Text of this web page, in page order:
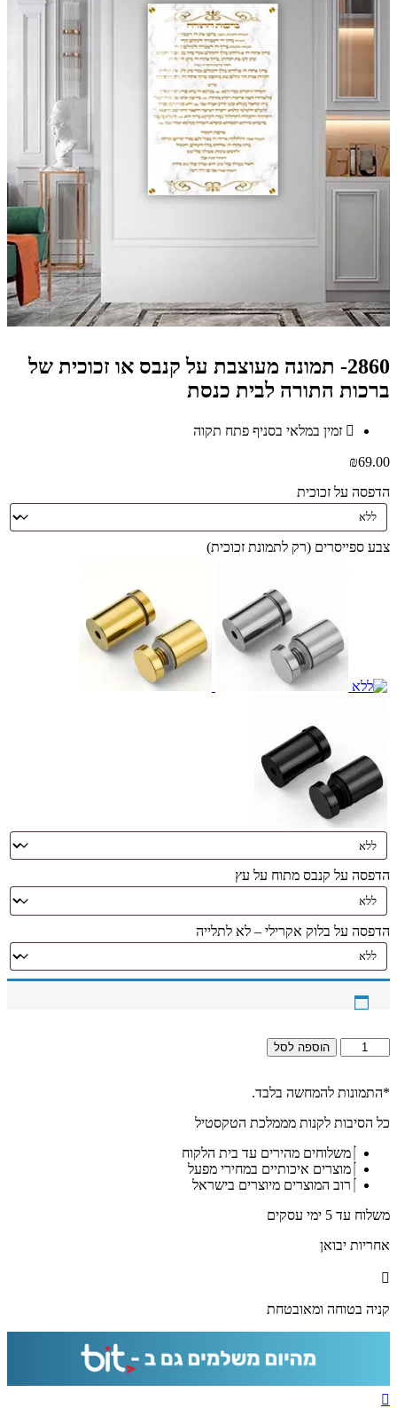
2860- תמונה מעוצבת על קנבס או זכוכית של
ברכות התורה לבית כנסת
זמין במלאי בסניף פתח תקוה
₪69.00
הדפסה על זכוכית
צבע ספייסרים (רק לתמונת זכוכית)
הדפסה על קנבס מתוח על עץ
הדפסה על בלוק אקרילי – לא לתלייה
כמות
של
תמונה
על
זכוכית
התורה
כנסת
הוספה לסל
*התמונות להמחשה בלבד.
כל הסיבות לקנות מממלכת הטקסטיל
משלוחים מהירים עד בית הלקוח
מוצרים איכותיים במחירי מפעל
רוב המוצרים מיוצרים בישראל
משלוח עד 5 ימי עסקים
אחריות יבואן
קניה בטוחה ומאובטחת